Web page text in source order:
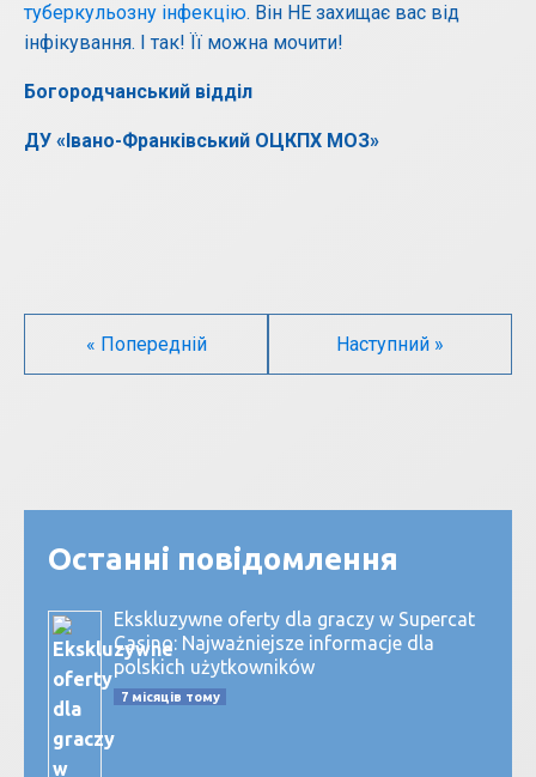
туберкульозну інфекцію. Він НЕ захищає вас від
інфікування. І так! Її можна мочити!
Богородчанський відділ
ДУ «Івано-Франківський ОЦКПХ МОЗ»
« Попередній Наступний »
Останні повідомлення
Ekskluzywne oferty dla graczy w Supercat
Casino: Najważniejsze informacje dla
polskich użytkowników
7 місяців тому